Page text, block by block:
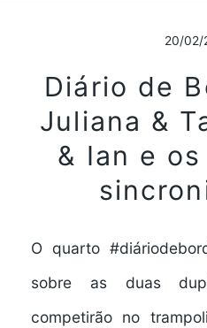
20/02/
Diário de
Juliana &
& Ian e
O quarto
sobre as duas
competirão no